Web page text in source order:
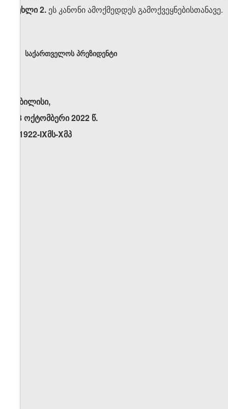
მუხლი 2. ეს კანონი ამოქმედდეს გამოქვეყნებისთანავე.
საქართველოს პრეზიდენტი
თბილისი,
18 ოქტომბერი 2022 წ.
N1922-IXმს-Xმპ